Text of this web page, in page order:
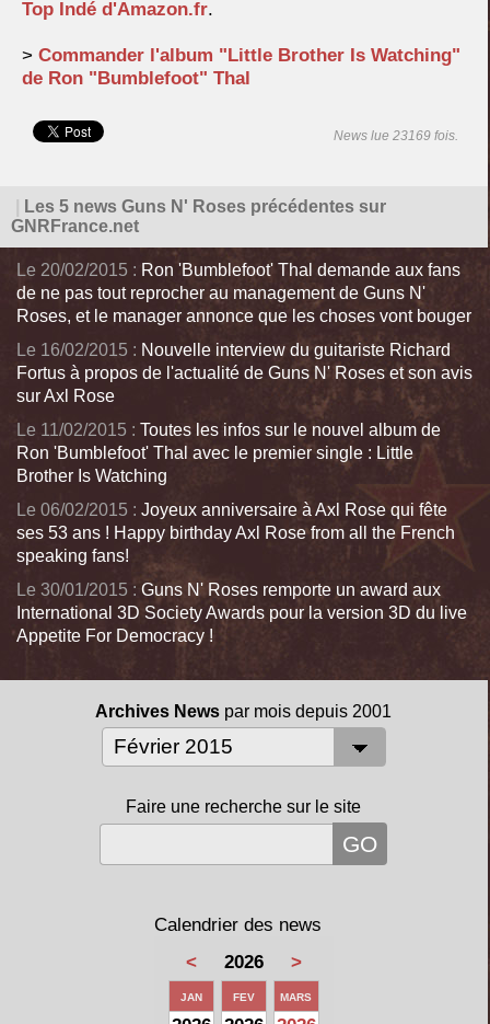
Top Indé d'Amazon.fr.
> Commander l'album "Little Brother Is Watching"
de Ron "Bumblefoot" Thal
News lue 23169 fois.
Les 5 news Guns N' Roses précédentes sur
GNRFrance.net
Le 20/02/2015 : Ron 'Bumblefoot' Thal demande aux fans
de ne pas tout reprocher au management de Guns N'
Roses, et le manager annonce que les choses vont bouger
Le 16/02/2015 : Nouvelle interview du guitariste Richard
Fortus à propos de l'actualité de Guns N' Roses et son avis
sur Axl Rose
Le 11/02/2015 : Toutes les infos sur le nouvel album de
Ron 'Bumblefoot' Thal avec le premier single : Little
Brother Is Watching
Le 06/02/2015 : Joyeux anniversaire à Axl Rose qui fête
ses 53 ans ! Happy birthday Axl Rose from all the French
speaking fans!
Le 30/01/2015 : Guns N' Roses remporte un award aux
International 3D Society Awards pour la version 3D du live
Appetite For Democracy !
Archives News par mois depuis 2001
Faire une recherche sur le site
Calendrier des news
<
2026 >
JAN FEV MARS